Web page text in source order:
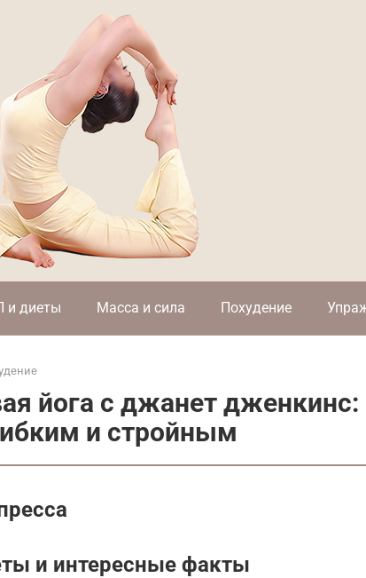
и диеты Масса и сила Похудение
йога с джанет дженкинс:
и стройным
и интересные факты